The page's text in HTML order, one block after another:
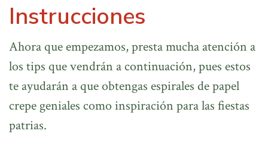
Instrucciones
Ahora que empezamos, presta mucha atención a
los tips que vendrán a continuación, pues estos
te ayudarán a que obtengas espirales de papel
crepe geniales como inspiración para las fiestas
patrias.